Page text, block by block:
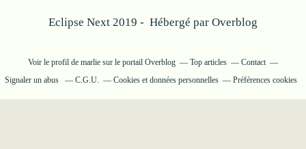
Eclipse Next 2019 - Hébergé par Overblog
Voir le profil de marlie sur le portail Overblog Top articles
Contact
Signaler un abus
C.G.U. Cookies et données personnelles Préférences cookies